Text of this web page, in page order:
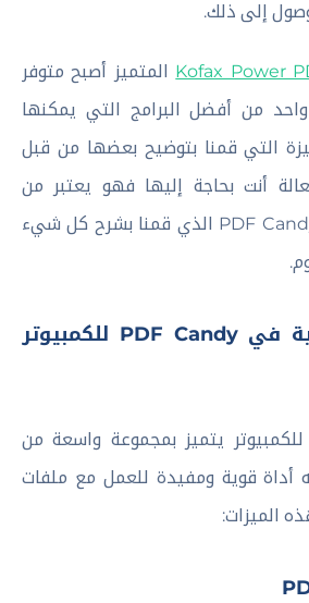
إلى ذلك.
المتميز أصبح متوفر
واحد من أفضل البرامج التي يمكنها
التي قمنا بتوضيح بعضها من قبل
أنت بحاجة إليها فهو يعتبر من
المنافسين لـ برنامج PDF Candy الذي قمنا بشرح كل شيء
المميزات الرئيسية في PDF Candy للكمبيوتر
برنامج PDF Candy للكمبيوتر يتميز بمجموعة واسعة من
أداة قوية ومفيدة للعمل مع ملفات